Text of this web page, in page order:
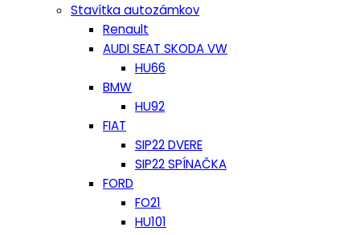
Stavítka autozámkov
Renault
AUDI SEAT SKODA VW
HU66
BMW
HU92
FIAT
SIP22 DVERE
SIP22 SPÍNAČKA
FORD
FO21
HU101